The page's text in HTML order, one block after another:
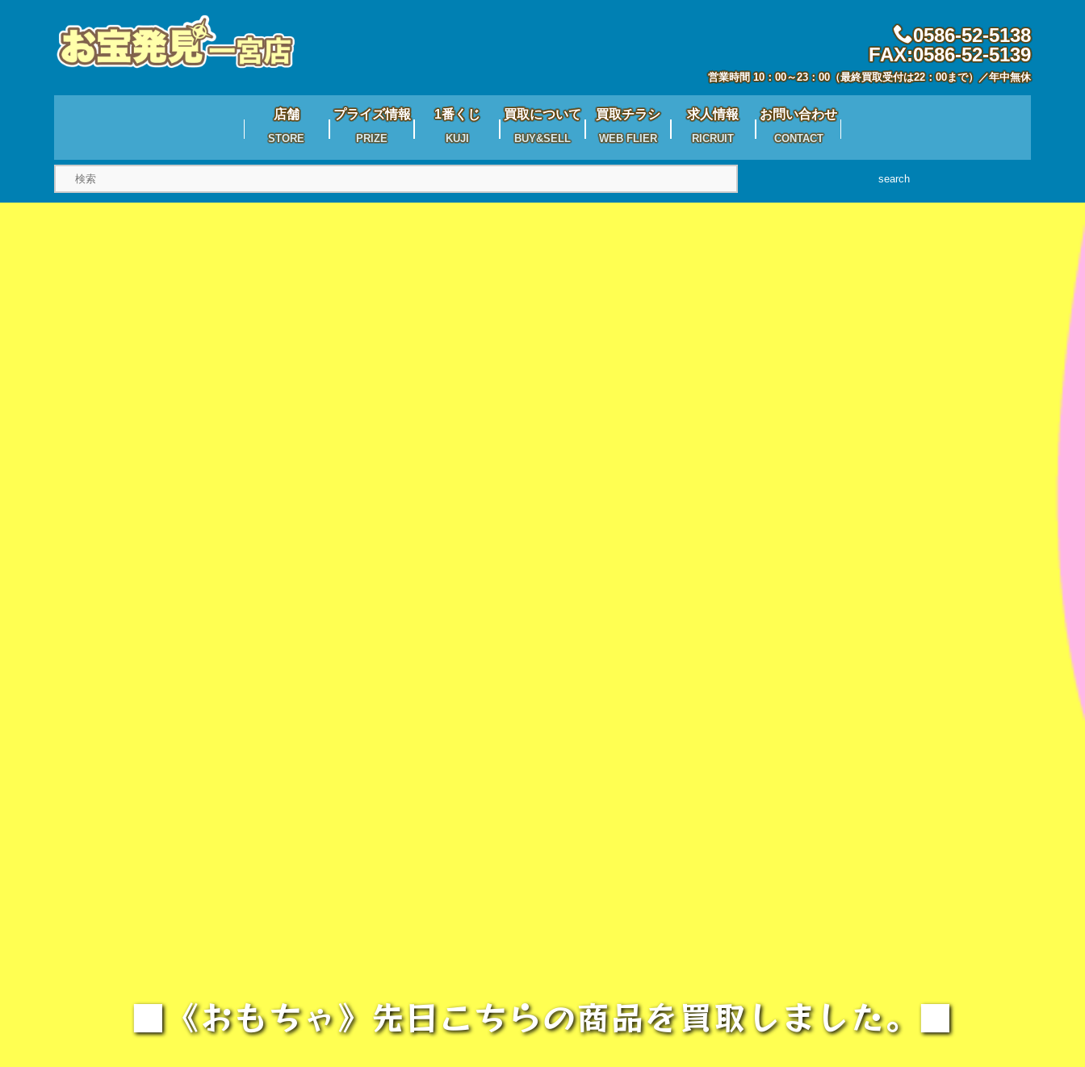
0586-52-5138
FAX:0586-52-5139
営業時間 10：00～23：00（最終買取受付は22：00まで）／年中無休
店舗
STORE
プライズ情報
PRIZE
1番くじ
KUJI
買取について
BUY&SELL
買取チラシ
WEB FLIER
求人情報
RICRUIT
お問い合わせ
CONTACT
search
■《おもちゃ》先日こちらの商品を買取しました。■